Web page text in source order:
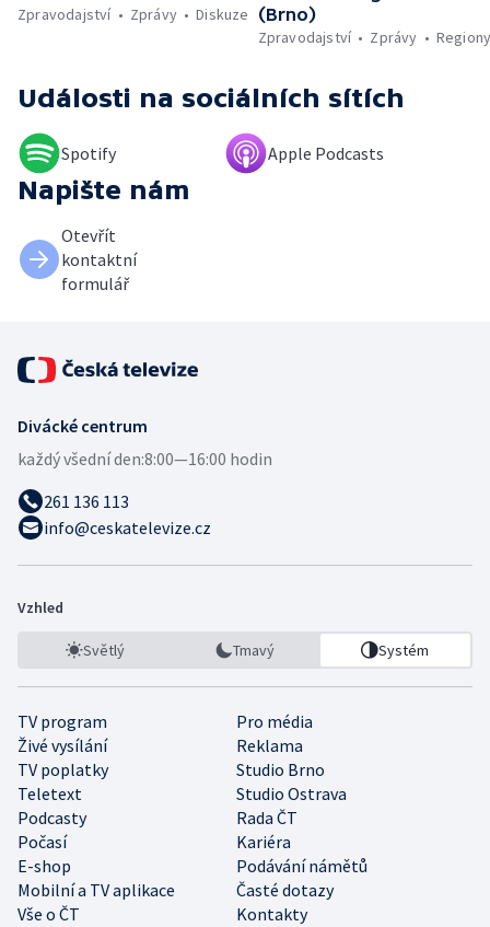
Zpravodajství
Zprávy Diskuze
(Brno)
Zpravodajství
Zprávy
Události na sociálních sítích
Spotify Apple Podcasts
Napište nám
Otevřít
kontaktní
formulář
Divácké centrum
každý všední den:8:00—16:00 hodin
261 136 113
info@ceskatelevize.cz
Vzhled
Světlý Tmavý Systém
TV program
Pro média
Živé vysílání
Reklama
TV poplatky
Studio Brno
Teletext
Studio Ostrava
Podcasty
Rada ČT
Počasí
Kariéra
E-shop
Podávání námětů
Mobilní a TV aplikace
Časté dotazy
Vše o ČT
Kontakty